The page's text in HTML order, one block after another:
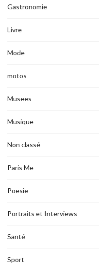
Gastronomie
Livre
Mode
motos
Musees
Musique
Non classé
Paris Me
Poesie
Portraits et Interviews
Santé
Sport